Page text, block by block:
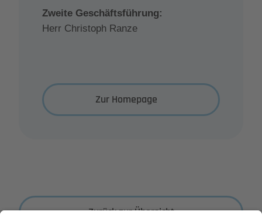
Zweite Geschäftsführung:
Herr Christoph Ranze
Zur Homepage
Zurück zur Übersicht